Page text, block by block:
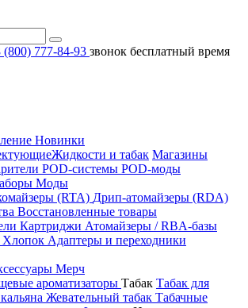
(800) 777-84-93 звонок бесплатный время
Новинки
Жидкости и табак Магазины
POD-системы POD-моды
Моды
(RTA) Дрип-атомайзеры (RDA)
Восстановленные товары
Картриджи Атомайзеры / RBA-базы
Хлопок Адаптеры и переходники
Мерч
ароматизаторы Табак Табак для
Жевательный табак Табачные